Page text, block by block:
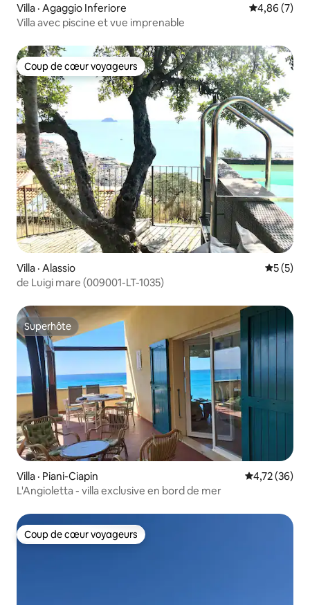
Villa · Agaggio Inferiore Note
4,86 (7)
Villa avec piscine et vue imprenable
Coup de cœur voyageurs
Coup de cœur voyageurs
Villa · Alassio Note
5 (5)
de Luigi mare (009001-LT-1035)
Superhôte
Superhôte
Villa · Piani-Ciapin Note
4,72 (36)
L'Angioletta - villa exclusive en bord de mer
Coup de cœur voyageurs
Coup de cœur voyageurs